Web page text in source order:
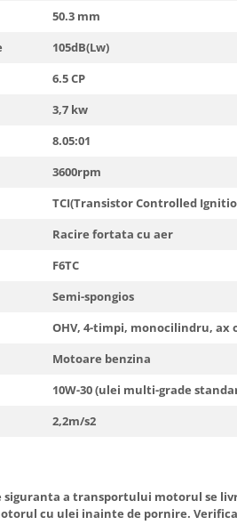
50.3 mm
105dB(Lw)
6.5 CP
3,7 kw
8.05:01
3600rpm
TCI(Transistor Controlled
Racire fortata cu aer
F6TC
Semi-spongios
OHV, 4-timpi, monocilindru, ax
Motoare benzina
10W-30 (ulei multi-grade
2,2m/s2
siguranta a transportului motorul se
cu ulei inainte de pornire.